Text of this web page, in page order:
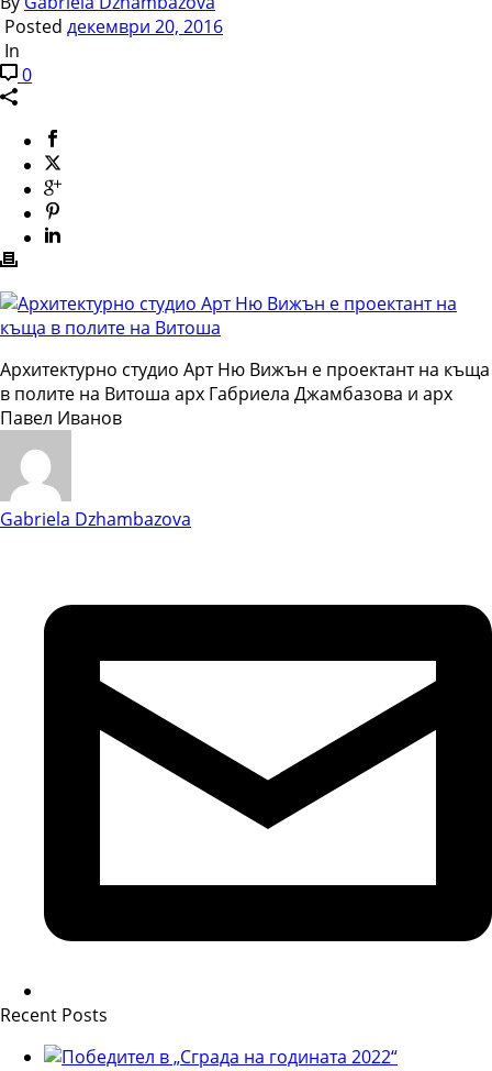
Posted декември 20, 2016
In
0
Архитектурно студио Арт Ню Вижън е проектант на къща
в полите на Витоша арх Габриела Джамбазова и арх
Павел Иванов
Gabriela Dzhambazova
Recent Posts